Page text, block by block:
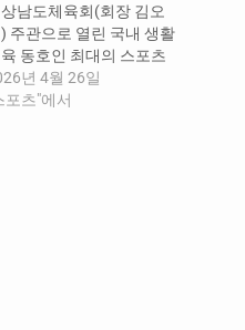
남도체육회(회장 김오
주관으로 열린 국내 생활
동호인 최대의 스포츠
인 「2026 전국생활체
축전」(이하 대축전)이
년 4월 26일
포츠"에서